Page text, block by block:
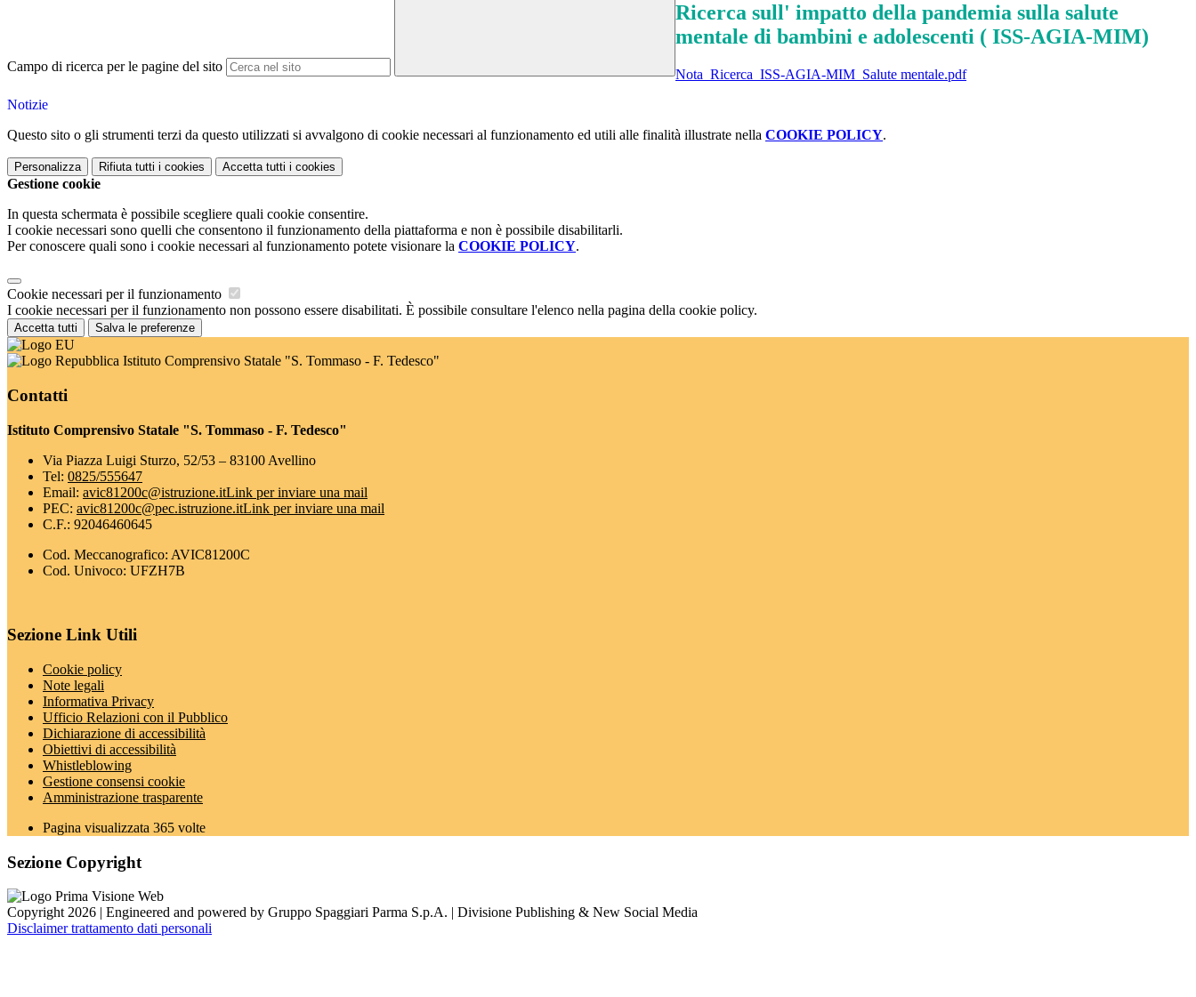
Campo di ricerca per le pagine del sito
Ricerca sull' impatto della pandemia sulla salute
mentale di bambini e adolescenti ( ISS-AGIA-MIM)
Nota_Ricerca_ISS-AGIA-MIM_Salute mentale.pdf
Notizie
Questo sito o gli strumenti terzi da questo utilizzati si avvalgono di cookie necessari al funzionamento ed utili alle finalità illustrate nella COOKIE POLICY.
Personalizza Rifiuta tutti i cookies Accetta tutti i cookies
Gestione cookie
In questa schermata è possibile scegliere quali cookie consentire.
I cookie necessari sono quelli che consentono il funzionamento della piattaforma e non è possibile disabilitarli.
Per conoscere quali sono i cookie necessari al funzionamento potete visionare la COOKIE POLICY.
Cookie necessari per il funzionamento
I cookie necessari per il funzionamento non possono essere disabilitati. È possibile consultare l'elenco nella pagina della cookie policy.
Accetta tutti Salva le preferenze
Istituto Comprensivo Statale "S. Tommaso - F. Tedesco"
Contatti
Istituto Comprensivo Statale "S. Tommaso - F. Tedesco"
Via Piazza Luigi Sturzo, 52/53 – 83100 Avellino
Tel: 0825/555647
Email: avic81200c@istruzione.itLink per inviare una mail
PEC: avic81200c@pec.istruzione.itLink per inviare una mail
C.F.: 92046460645
Cod. Meccanografico: AVIC81200C
Cod. Univoco: UFZH7B
Sezione Link Utili
Cookie policy
Note legali
Informativa Privacy
Ufficio Relazioni con il Pubblico
Dichiarazione di accessibilità
Obiettivi di accessibilità
Whistleblowing
Gestione consensi cookie
Amministrazione trasparente
Pagina visualizzata 365 volte
Sezione Copyright
Copyright 2026 | Engineered and powered by Gruppo Spaggiari Parma S.p.A. | Divisione Publishing & New Social Media
Disclaimer trattamento dati personali